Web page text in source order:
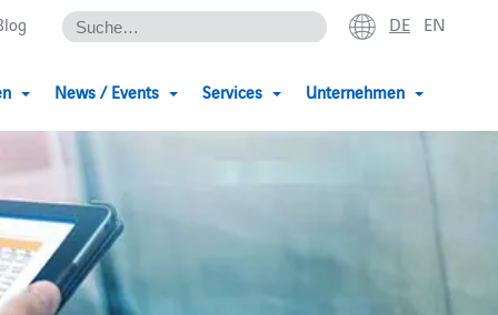
DE EN
News / Events Services Unternehmen